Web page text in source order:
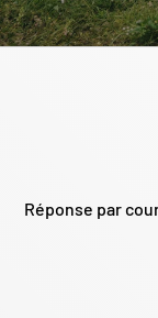
Réponse par